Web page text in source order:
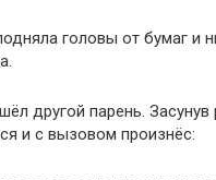
головы от бумаг и
другой парень. Засунув
и с вызовом произнёс: